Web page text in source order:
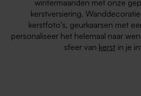
wintermaanden met onze
kerstversiering.
kerstfoto's, geurkaarsen met
personaliseer het helemaal naar
sfeer van kerstin je